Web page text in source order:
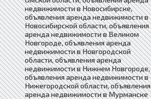
недвижимости в Новосибирске,
объявления аренда недвижимости в
Новосибирской области, объявления
аренда недвижимости в Великом
Новгороде, объявления аренда
недвижимости в Новгородской
области, объявления аренда
недвижимости в Нижнем Новгороде,
объявления аренда недвижимости в
Нижегородской области, объявления
аренда недвижимости в Мурманске